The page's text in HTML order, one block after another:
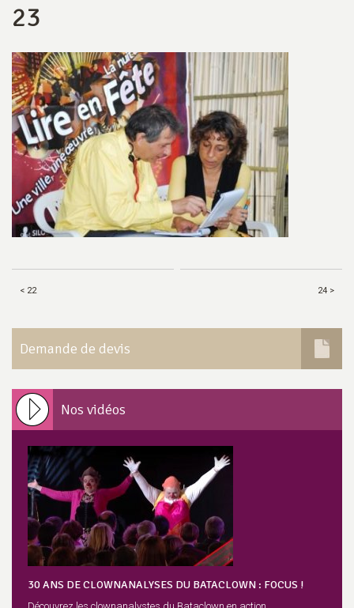
23
< 22 24 >
Demande de devis
Nos vidéos
30 ANS DE CLOWNANALYSES DU BATACLOWN : FOCUS !